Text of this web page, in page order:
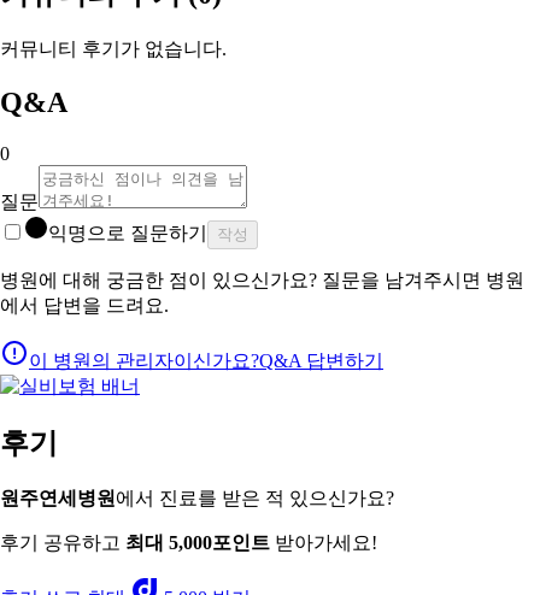
커뮤니티 후기가 없습니다.
Q&A
0
질문
익명으로 질문하기
작성
병원에 대해 궁금한 점이 있으신가요? 질문을 남겨주시면 병원
에서 답변을 드려요.
이 병원의 관리자이신가요?Q&A 답변하기
후기
원주연세병원 에서 진료를 받은 적 있으신가요?
후기 공유하고 최대 5,000포인트 받아가세요!